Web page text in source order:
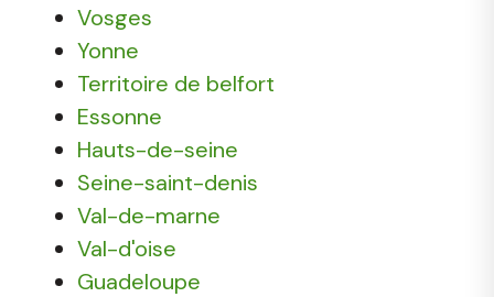
Vosges
Yonne
Territoire de belfort
Essonne
Hauts-de-seine
Seine-saint-denis
Val-de-marne
Val-d'oise
Guadeloupe